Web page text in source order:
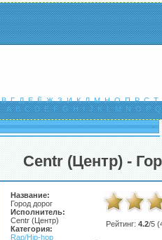
В Г Д Е Ё Ж З И К Л М Н О П Р С Т
A B C D E F G H I J K L M N O P Q
Centr (Центр) -
Название:
Город дорог
Исполнитель:
Centr (Центр)
Категория:
Rap/Hip-hop
Рейтинг: 4.2/5 (